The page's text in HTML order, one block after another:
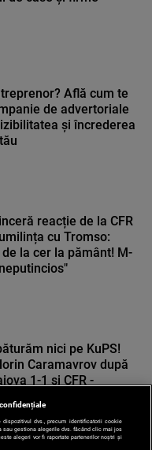
Află cum te
de advertoriale
și încrederea
reacție de la CFR
cu Tromso:
la cer la pământ! M-
nici pe KuPS!
Caramavrov după
1-1 și CFR -
confidențiale
dvs., precum identificatorii cookie
sau gestiona alegerile dvs. făcând clic mai jos
alegeri vor fi raportate partenerilor noștri și